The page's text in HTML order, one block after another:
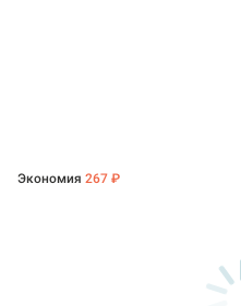
Экономия 267 ₽